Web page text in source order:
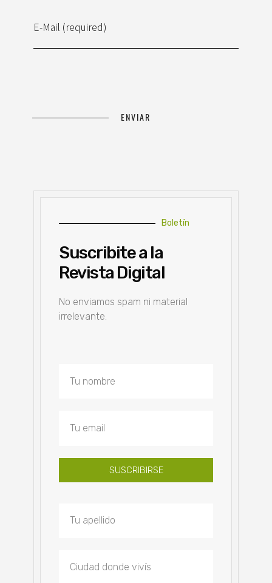
E-Mail (required)
Boletín
Suscribite a la
Revista Digital
No enviamos spam ni material
irrelevante.
SUSCRIBIRSE